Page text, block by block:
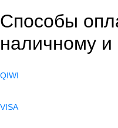
Способы
наличному и
QIWI
VISA